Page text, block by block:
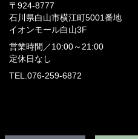
〒924-8777
石川県白山市横江町5001番地
イオンモール白山3F
営業時間／ 10:00～21:00
定休日なし
TEL.076-259-6872